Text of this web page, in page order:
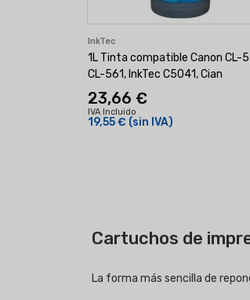
InkTec
1L Tinta compatible Canon CL-
CL-561, InkTec C5041, Cian
23,66 €
IVA Incluido
19,55 € (sin IVA)
Cartuchos de
La forma más sencilla de